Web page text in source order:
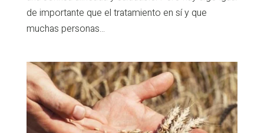
de importante que el tratamiento en sí y que
muchas personas...